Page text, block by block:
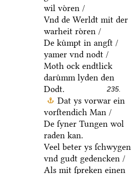
wil voͤren /
Vnd de Werldt mit der
warheit roͤren /
De kuͤmpt in angſt /
yamer vnd nodt /
Moth ock endtlick
daruͤmm lyden den
Dodt.
235.
Dat ys vorwar ein
vorſtendich Man /
De ſyner Tungen wol
raden kan.
Veel beter ys ſchwygen
vnd gudt gedencken /
Als mit ſpreken einen